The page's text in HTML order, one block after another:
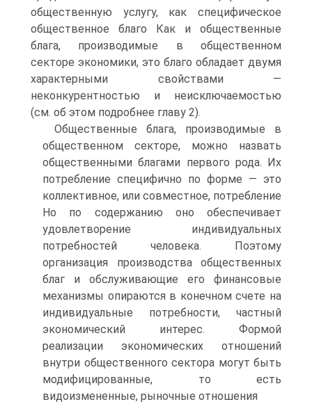
общественную услугу, как специфическое
общественное благо Как и общественные
блага, производимые в общественном
секторе экономики, это благо обладает двумя
характерными свойствами —
неконкурентностью и неисключаемостью
(см. об этом подробнее главу 2).
Общественные блага, производимые в
общественном секторе, можно назвать
общественными благами первого рода. Их
потребление специфично по форме — это
коллективное, или совместное, потребление
Но по содержанию оно обеспечивает
удовлетворение индивидуальных
потребностей человека. Поэтому
организация производства общественных
благ и обслуживающие его финансовые
механизмы опираются в конечном счете на
индивидуальные потребности, частный
экономический интерес. Формой
реализации экономических отношений
внутри общественного сектора могут быть
модифицированные, то есть
видоизмененные, рыночные отношения